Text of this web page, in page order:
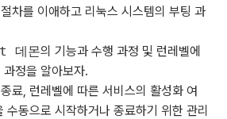
차를 이애하고 리눅스 시스템의 부팅 과
데몬의 기능과 수행 과정 및 런레벨에
정을 알아보자.
료, 런레벨에 따른 서비스의 활성화 여
수동으로 시작하거나 종료하기 위한 관리